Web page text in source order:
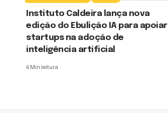
Instituto Caldeira lança nova
edição do Ebulição IA para apoiar
startups na adoção de
inteligência artificial
6 Min leitura